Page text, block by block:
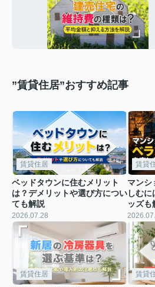
”賃貸住居”おすすめ記事
賃貸住居
ベッドタウンに住むメリット
は？デメリットや選び方につい
ても解説
2026.07.28
賃貸
マンシ
しむ
ッズも
賃貸住居 賃貸